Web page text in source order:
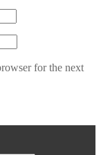
for the next